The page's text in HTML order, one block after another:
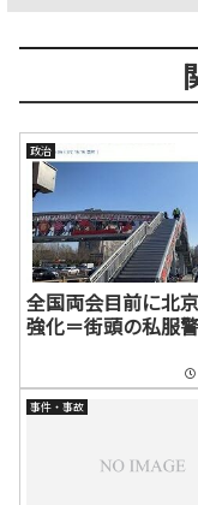
政治
全国両会目前に北
強化＝街頭の私服
事件・事故